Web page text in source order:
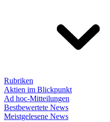
Rubriken
Aktien im Blickpunkt
Ad hoc-Mitteilungen
Bestbewertete News
Meistgelesene News